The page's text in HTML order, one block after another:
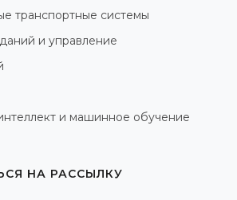
транспортные системы
и управление
и машинное обучение
НА РАССЫЛКУ